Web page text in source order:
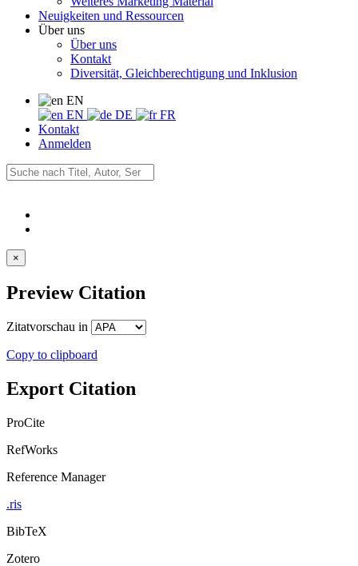
Neuigkeiten und Ressourcen
Über uns
Über uns
Kontakt
Diversität, Gleichberechtigung und Inklusion
EN
EN
DE
FR
Kontakt
Anmelden
×
Preview Citation
Zitatvorschau in
Copy to clipboard
Export Citation
ProCite
RefWorks
Reference Manager
.ris
BibTeX
Zotero